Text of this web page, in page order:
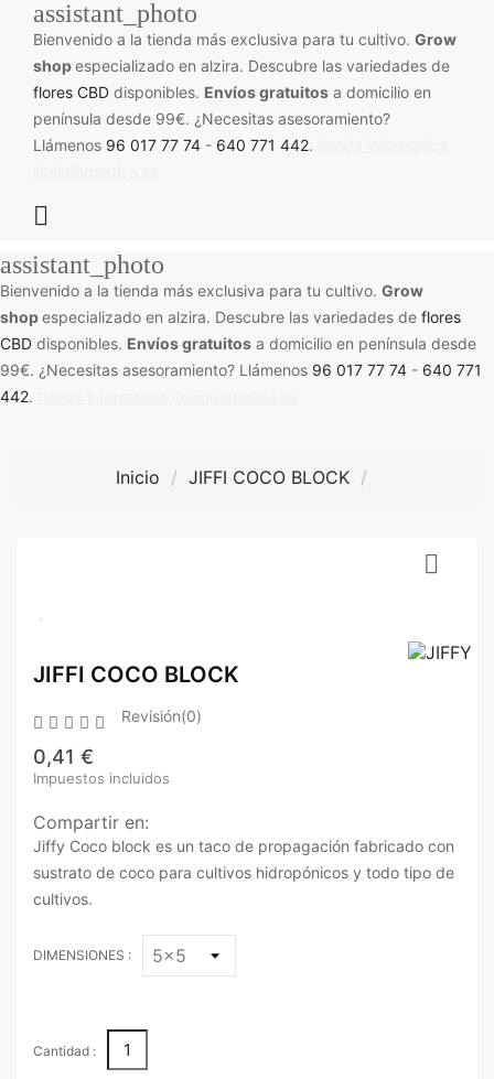
assistant_photo
Bienvenido a la tienda más exclusiva para tu cultivo. Grow
shopespecializado en alzira. Descubre las variedades de
flores CBD disponibles. Envíos gratuitos a domicilio en
península desde 99€. ¿Necesitas asesoramiento?
Llámenos 96 017 77 74 - 640 771 442.

assistant_photo
Bienvenido a la tienda más exclusiva para tu cultivo. Grow
shopespecializado en alzira. Descubre las variedades de flores
CBD disponibles. Envíos gratuitos a domicilio en península desde
99€. ¿Necesitas asesoramiento? Llámenos 96 017 77 74 - 640 771
442.
Inicio JIFFI COCO BLOCK

JIFFI COCO BLOCK
     Revisión(0)
0,41 €
Impuestos incluidos
Compartir en:
Jiffy Coco block es un taco de propagación fabricado con
sustrato de coco para cultivos hidropónicos y todo tipo de
cultivos.
DIMENSIONES :
Cantidad :